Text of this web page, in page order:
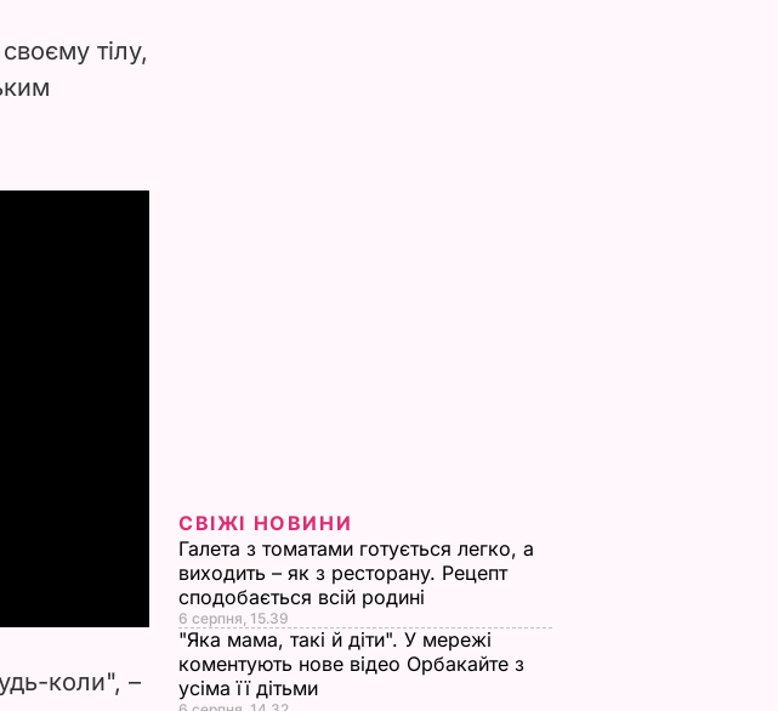
тілу,
коли", –
СВІЖІ НОВИНИ
Галета з томатами готується легко, а
виходить – як з ресторану. Рецепт
сподобається всій родині
6 серпня, 15.39
"Яка мама, такі й діти". У мережі
коментують нове відео Орбакайте з
усіма її дітьми